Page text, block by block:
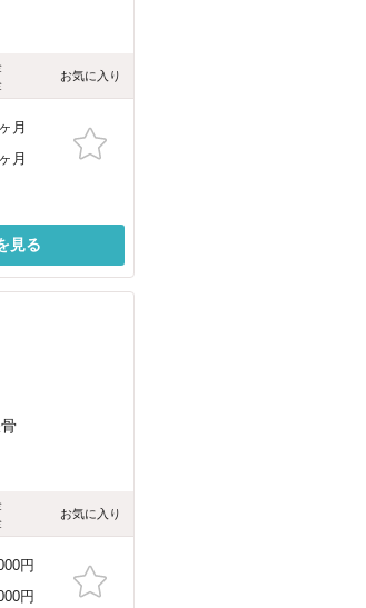
お気に入り
月
月
見る
お気に入り
円
円